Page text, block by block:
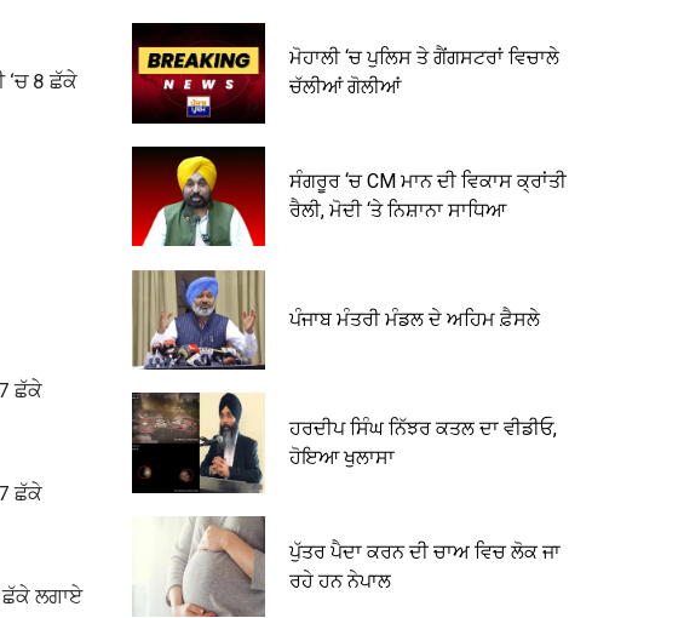
‘ਚ 8 ਛੱਕੇ
ਛੱਕੇ
ਛੱਕੇ
ਛੱਕੇ ਲਗਾਏ
ਮੋਹਾਲੀ ‘ਚ ਪੁਲਿਸ ਤੇ ਗੈਂਗਸਟਰਾਂ ਵਿਚਾਲੇ
ਚੱਲੀਆਂ ਗੋਲੀਆਂ
ਸੰਗਰੂਰ ‘ਚ CM ਮਾਨ ਦੀ ਵਿਕਾਸ ਕ੍ਰਾਂਤੀ
ਰੈਲੀ, ਮੋਦੀ ‘ਤੇ ਨਿਸ਼ਾਨਾ ਸਾਧਿਆ
ਪੰਜਾਬ ਮੰਤਰੀ ਮੰਡਲ ਦੇ ਅਹਿਮ ਫ਼ੈਸਲੇ
ਹਰਦੀਪ ਸਿੰਘ ਨਿੱਝਰ ਕਤਲ ਦਾ ਵੀਡੀਓ,
ਹੋਇਆ ਖੁਲਾਸਾ
ਪੁੱਤਰ ਪੈਦਾ ਕਰਨ ਦੀ ਚਾਅ ਵਿਚ ਲੋਕ ਜਾ
ਰਹੇ ਹਨ ਨੇਪਾਲ